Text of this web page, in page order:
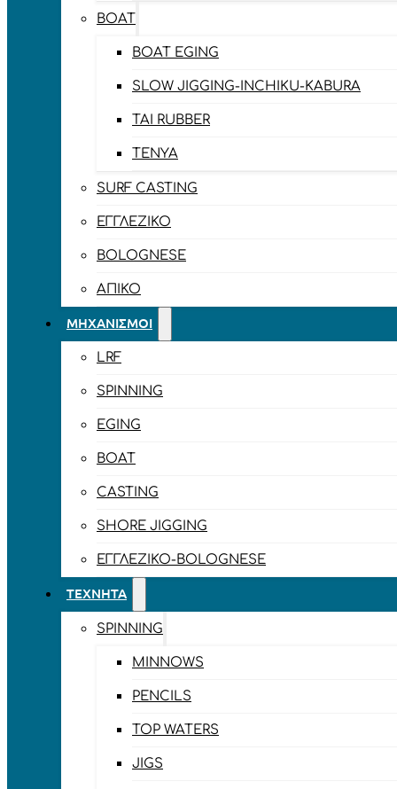
BOAT
BOAT EGING
SLOW JIGGING-INCHIKU-KABURA
TAI RUBBER
TENYA
SURF CASTING
ΕΓΓΛΈΖΙΚΟ
BOLOGNESE
ΑΠΊΚΟ
ΜΗΧΑΝΙΣΜΟΊ
LRF
SPINNING
EGING
BOAT
CASTING
SHORE JIGGING
ΕΓΓΛΈΖΙΚΟ-BOLOGNESE
ΤΕΧΝΗΤΆ
SPINNING
MINNOWS
PENCILS
TOP WATERS
JIGS